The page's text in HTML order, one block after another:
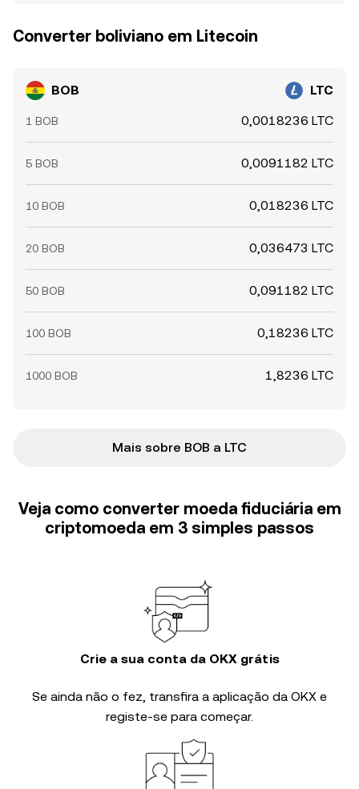
Converter boliviano em Litecoin
BOB LTC
1 BOB 0,0018236 LTC
5 BOB 0,0091182 LTC
10 BOB 0,018236 LTC
20 BOB 0,036473 LTC
50 BOB 0,091182 LTC
100 BOB 0,18236 LTC
1000 BOB 1,8236 LTC
Mais sobre BOB a LTC
Veja como converter moeda fiduciária em
criptomoeda em 3 simples passos
Crie a sua conta da OKX grátis
Se ainda não o fez, transfira a aplicação da OKX e
registe-se para começar.